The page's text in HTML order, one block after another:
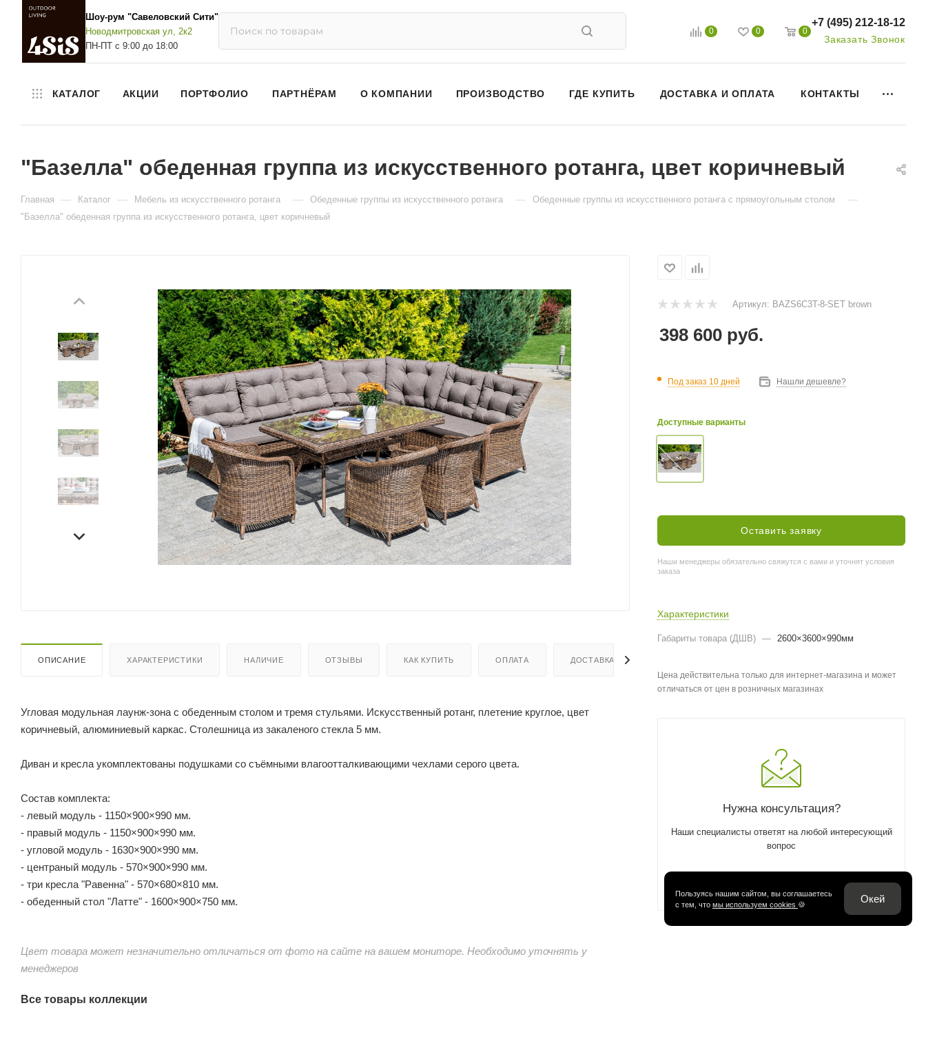
Шоу-рум "Савеловский Сити"
Новодмитровская ул, 2к2
ПН-ПТ с 9:00 до 18:00
0 0 0
+7 (495) 212-18-12
Заказать Звонок
КАТАЛОГ АКЦИИ ПОРТФОЛИО ПАРТНЁРАМ О КОМПАНИИ ПРОИЗВОДСТВО ГДЕ КУПИТЬ ДОСТАВКА И ОПЛАТА КОНТАКТЫ
"Базелла" обеденная группа из искусственного ротанга, цвет коричневый
Главная — Каталог — Мебель из искусственного ротанга — Обеденные группы из искусственного ротанга — Обеденные группы из искусственного ротанга с прямоугольным столом —
"Базелла" обеденная группа из искусственного ротанга, цвет коричневый
ОПИСАНИЕ ХАРАКТЕРИСТИКИ НАЛИЧИЕ ОТЗЫВЫ КАК КУПИТЬ ОПЛАТА ДОСТАВКА
Угловая модульная лаунж-зона с обеденным столом и тремя стульями. Искусственный ротанг, плетение круглое, цвет
коричневый, алюминиевый каркас. Столешница из закаленого стекла 5 мм.
Диван и кресла укомплектованы подушками со съёмными влагоотталкивающими чехлами серого цвета.
Состав комплекта:
- левый модуль - 1150×900×990 мм.
- правый модуль - 1150×900×990 мм.
- угловой модуль - 1630×900×990 мм.
- центраный модуль - 570×900×990 мм.
- три кресла "Равенна" - 570×680×810 мм.
- обеденный стол "Латте" - 1600×900×750 мм.
Цвет товара может незначительно отличаться от фото на сайте на вашем мониторе. Необходимо уточнять у
менеджеров
Все товары коллекции
Артикул: BAZS6C3T-8-SET brown
398 600 руб.
Под заказ 10 дней Нашли дешевле?
Доступные варианты
Оставить заявку
Наши менеджеры обязательно свяжутся с вами и уточнят условия
заказа
Характеристики
Габариты товара (ДШВ) — 2600×3600×990мм
Цена действительна только для интернет-магазина и может
отличаться от цен в розничных магазинах
Пользуясь нашим сайтом, вы соглашаетесь
с тем, что мы используем cookies 🍪 Окей
Нужна консультация?
Наши специалисты ответят на любой интересующий
вопрос
ЗАДАТЬ ВОПРОС